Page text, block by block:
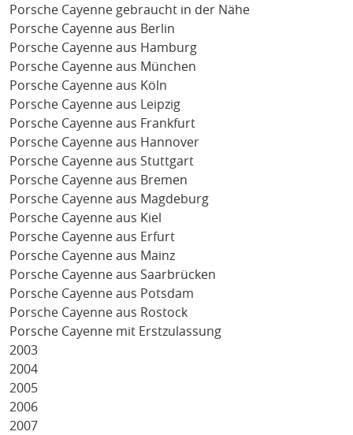
Porsche Cayenne gebraucht in der Nähe
Porsche Cayenne aus Berlin
Porsche Cayenne aus Hamburg
Porsche Cayenne aus München
Porsche Cayenne aus Köln
Porsche Cayenne aus Leipzig
Porsche Cayenne aus Frankfurt
Porsche Cayenne aus Hannover
Porsche Cayenne aus Stuttgart
Porsche Cayenne aus Bremen
Porsche Cayenne aus Magdeburg
Porsche Cayenne aus Kiel
Porsche Cayenne aus Erfurt
Porsche Cayenne aus Mainz
Porsche Cayenne aus Saarbrücken
Porsche Cayenne aus Potsdam
Porsche Cayenne aus Rostock
Porsche Cayenne mit Erstzulassung
2003
2004
2005
2006
2007